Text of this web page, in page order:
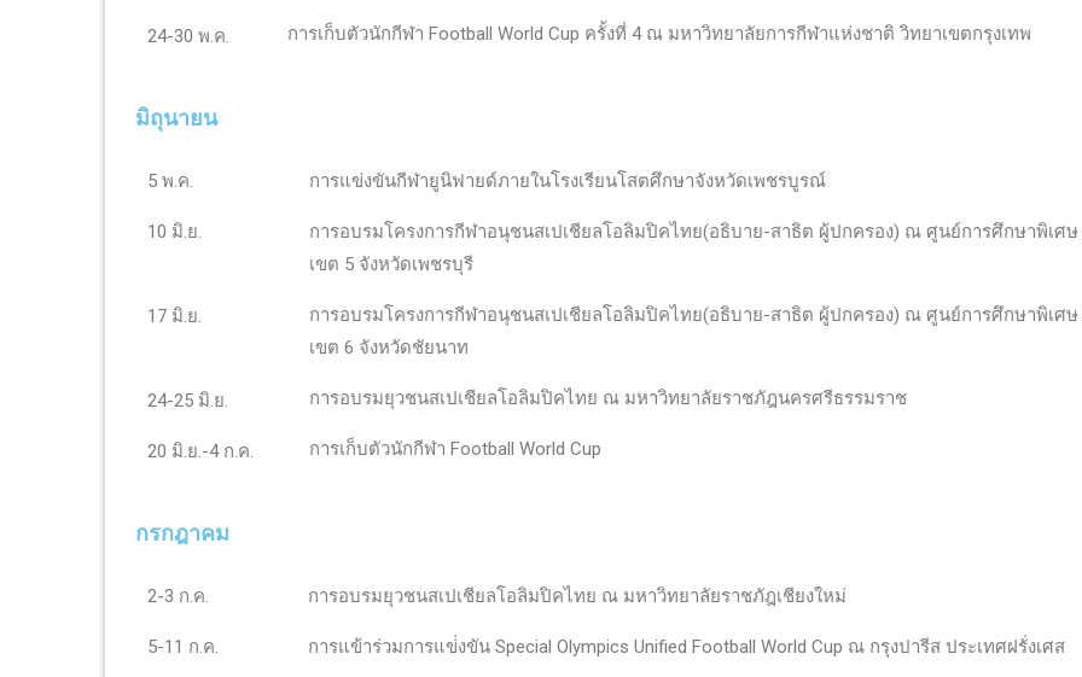
24-30 พ.ค. การเก็บตัวนักกีฬา Football World Cup ครั้งที่ 4 ณ มหาวิทยาลัยการกีฬาแห่งชาติ วิทยาเขตกรุงเทพ
มิถุนายน
5 พ.ค.
10 มิ.ย.
17 มิ.ย.
24-25 มิ.ย.
20 มิ.ย.-4 ก.ค.
การแข่งขันกีฬายูนิฟายด์ภายในโรงเรียนโสตศึกษาจังหวัดเพชรบูรณ์
การอบรมโครงการกีฬาอนุชนสเปเชียลโอลิมปิคไทย(อธิบาย-สาธิต ผู้ปกครอง) ณ ศูนย์การศึกษาพิเศษ
เขต 5 จังหวัดเพชรบุรี
การอบรมโครงการกีฬาอนุชนสเปเชียลโอลิมปิคไทย(อธิบาย-สาธิต ผู้ปกครอง) ณ ศูนย์การศึกษาพิเศษ
เขต 6 จังหวัดชัยนาท
การอบรมยุวชนสเปเชียลโอลิมปิคไทย ณ มหาวิทยาลัยราชภัฎนครศรีธรรมราช
การเก็บตัวนักกีฬา Football World Cup
กรกฎาคม
2-3 ก.ค.
5-11 ก.ค.
การอบรมยุวชนสเปเชียลโอลิมปิคไทย ณ มหาวิทยาลัยราชภัฎเชียงใหม่
การแข้าร่วมการแข่่งขัน Special Olympics Unified Football World Cup ณ กรุงปารีส ประเทศฝรั่งเศส